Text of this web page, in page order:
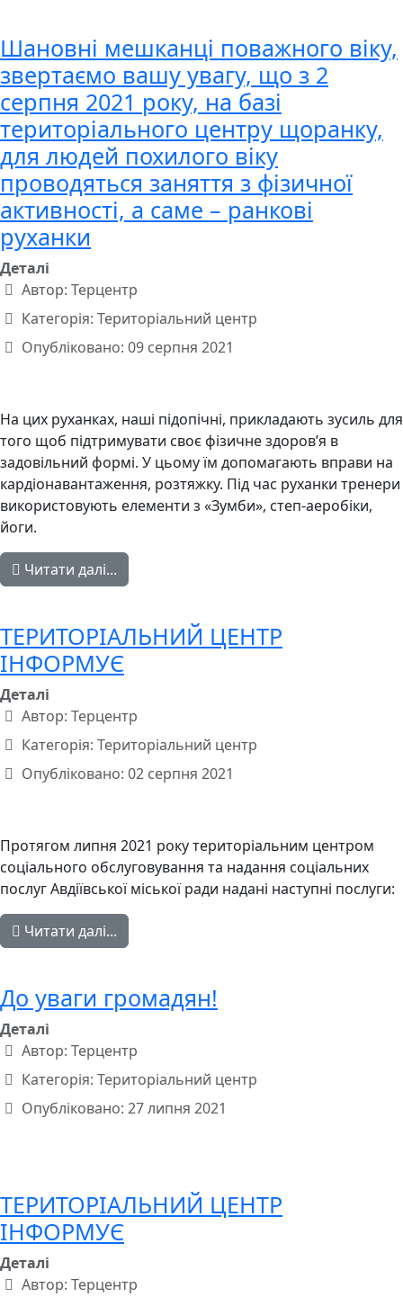
Шановні мешканці поважного віку,
звертаємо вашу увагу, що з 2
серпня 2021 року, на базі
територіального центру щоранку,
для людей похилого віку
проводяться заняття з фізичної
активності, а саме – ранкові
руханки
Деталі
Автор: Терцентр
Категорія: Територіальний центр
Опубліковано: 09 серпня 2021
На цих руханках, наші підопічні, прикладають зусиль для
того щоб підтримувати своє фізичне здоров’я в
задовільний формі. У цьому їм допомагають вправи на
кардіонавантаження, розтяжку. Під час руханки тренери
використовують елементи з «Зумби», степ-аеробіки,
йоги.
Читати далі...
ТЕРИТОРІАЛЬНИЙ ЦЕНТР
ІНФОРМУЄ
Деталі
Автор: Терцентр
Категорія: Територіальний центр
Опубліковано: 02 серпня 2021
Протягом липня 2021 року територіальним центром
соціального обслуговування та надання соціальних
послуг Авдіївської міської ради надані наступні послуги:
Читати далі...
До уваги громадян!
Деталі
Автор: Терцентр
Категорія: Територіальний центр
Опубліковано: 27 липня 2021
ТЕРИТОРІАЛЬНИЙ ЦЕНТР
ІНФОРМУЄ
Деталі
Автор: Терцентр